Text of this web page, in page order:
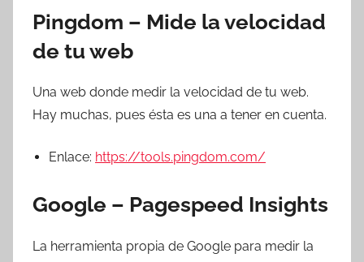
Pingdom – Mide la velocidad
de tu web
Una web donde medir la velocidad de tu web.
Hay muchas, pues ésta es una a tener en cuenta.
Enlace: https://tools.pingdom.com/
Google – Pagespeed Insights
La herramienta propia de Google para medir la